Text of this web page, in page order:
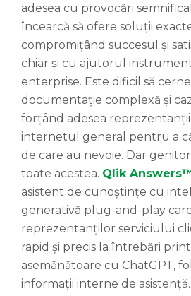
adesea cu provocări
încearcă să ofere soluții
compromițând succesul și
chiar și cu ajutorul
enterprise. Este dificil să
documentație complexă și
forțând adesea reprezentanții
internetul general pentru a
de care au nevoie. Dar
toate acestea. Qlik
asistent de cunoștințe cu
generativă plug-and-play
reprezentanților serviciului
rapid și precis la întrebări
asemănătoare cu ChatGPT,
informații interne de asistență.